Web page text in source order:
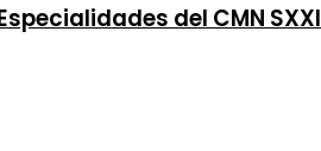
del CMN SXXI